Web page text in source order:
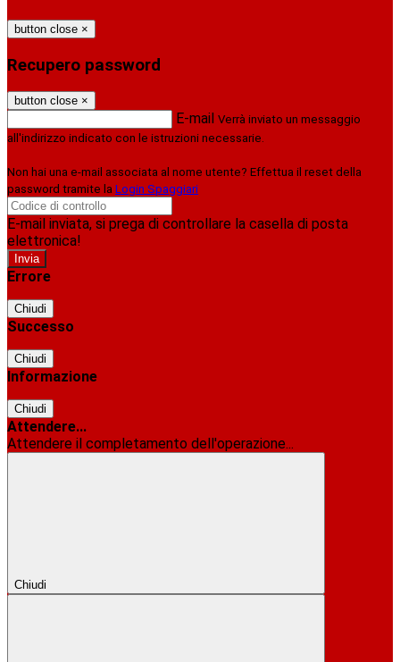
button close ×
Recupero password
button close ×
E-mail Verrà inviato un messaggio
all'indirizzo indicato con le istruzioni necessarie.
Non hai una e-mail associata al nome utente? Effettua il reset della
password tramite la Login Spaggiari
E-mail inviata, si prega di controllare la casella di posta
elettronica!
Errore
Chiudi
Successo
Chiudi
Informazione
Chiudi
Attendere...
Attendere il completamento dell'operazione...
Chiudi